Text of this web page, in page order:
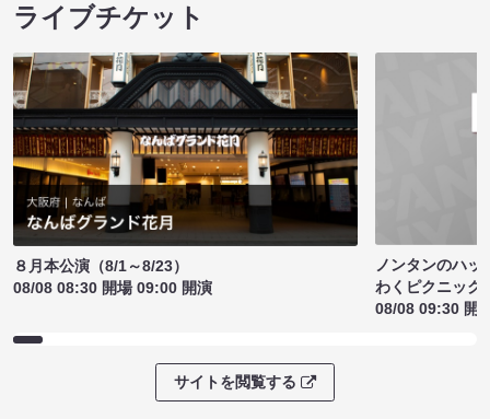
ライブチケット
８月本公演（8/1～8/23）
08/08 08:30 開場 09:00 開演
ノンタンのハッ
わくピクニック
08/08 09:30 開
サイトを閲覧する